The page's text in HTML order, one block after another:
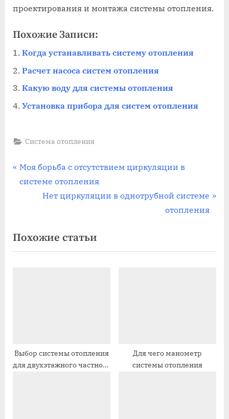
проектирования и монтажа системы отопления.
Похожие Записи:
Когда устанавливать систему отопления
Расчет насоса систем отопления
Какую воду для системы отопления
Установка прибора для систем отопления
Система отопления
Навигация
П
р
д
у
и
с
Моя борьба с отсутствием циркуляции в
системе отопления
С
д
у
п
и
Нет циркуляции в однотрубной системе
отопления
Похожие статьи
Выбор системы отопления
для двухэтажного частного
Для чего манометр
системы отопления